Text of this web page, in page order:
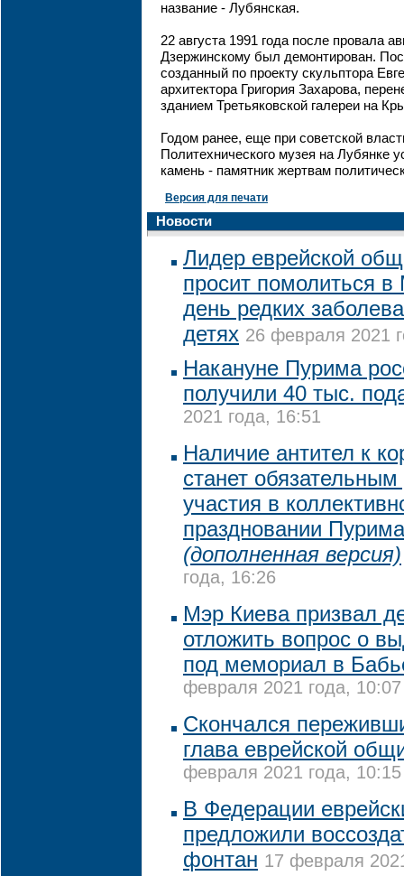
название - Лубянская.
22 августа 1991 года после провала
Дзержинскому был демонтирован.
созданный по проекту скульптора
архитектора Григория Захарова,
зданием Третьяковской галереи на
Годом ранее, еще при советской
Политехнического музея на Лубянке
камень - памятник жертвам
Версия для печати
Новости
Лидер еврейской
просит помолиться
день редких
детях 26 февраля 2021
Накануне Пурима
получили 40 тыс.
2021 года, 16:51
Наличие антител к
станет
участия в
праздновании
(дополненная версия)
года, 16:26
Мэр Киева призвал
отложить вопрос о
под мемориал в
февраля 2021 года, 10:07
Скончался
глава еврейской
февраля 2021 года, 10:15
В Федерации
предложили
фонтан 17 февраля